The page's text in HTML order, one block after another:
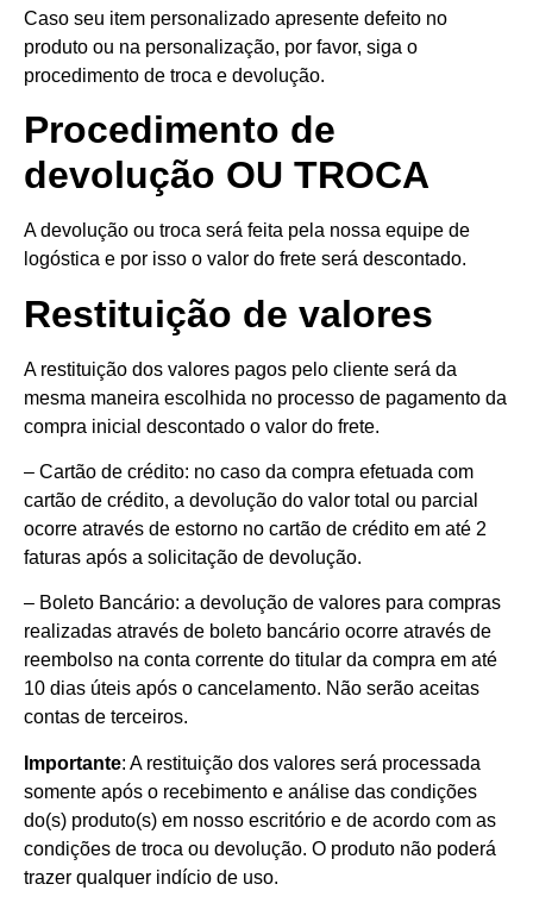
Caso seu item personalizado apresente defeito no
produto ou na personalização, por favor, siga o
procedimento de troca e devolução.
Procedimento de
devolução OU TROCA
A devolução ou troca será feita pela nossa equipe de
logóstica e por isso o valor do frete será descontado.
Restituição de valores
A restituição dos valores pagos pelo cliente será da
mesma maneira escolhida no processo de pagamento da
compra inicial descontado o valor do frete.
– Cartão de crédito: no caso da compra efetuada com
cartão de crédito, a devolução do valor total ou parcial
ocorre através de estorno no cartão de crédito em até 2
faturas após a solicitação de devolução.
– Boleto Bancário: a devolução de valores para compras
realizadas através de boleto bancário ocorre através de
reembolso na conta corrente do titular da compra em até
10 dias úteis após o cancelamento. Não serão aceitas
contas de terceiros.
Importante: A restituição dos valores será processada
somente após o recebimento e análise das condições
do(s) produto(s) em nosso escritório e de acordo com as
condições de troca ou devolução. O produto não poderá
trazer qualquer indício de uso.